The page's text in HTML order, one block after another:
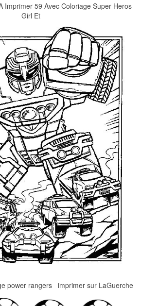
Imprimer 59 Avec Coloriage Super Heros
Girl Et
power rangers imprimer sur LaGuerche